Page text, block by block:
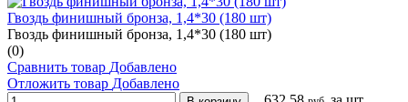
Гвоздь финишный бронза, 1,4*30 (180 шт)
Гвоздь финишный бронза, 1,4*30 (180 шт)
(0)
Сравнить товар Добавлено
Отложить товар Добавлено